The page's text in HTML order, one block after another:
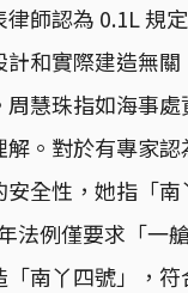
師認為 0.1L 規
和實際建造無
慧珠指如海事
。對於有專家
全性，她指「
法例僅要求「一
南丫四號」，符